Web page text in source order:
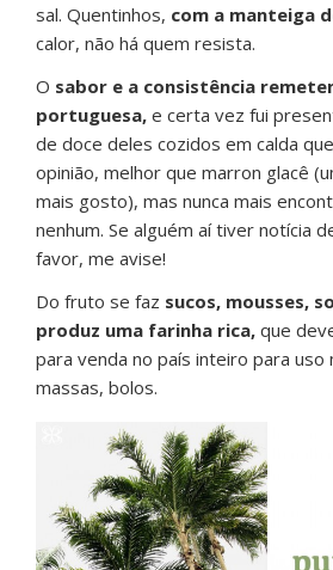
sal. Quentinhos, com a manteiga
calor, não há quem resista.
O sabor e a consistência
portuguesa, e certa vez fui
de doce deles cozidos em calda
opinião, melhor que marron glacê
mais gosto), mas nunca mais
nenhum. Se alguém aí tiver notícia
favor, me avise!
Do fruto se faz sucos, mousses,
produz uma farinha rica, que
para venda no país inteiro para uso
massas, bolos.